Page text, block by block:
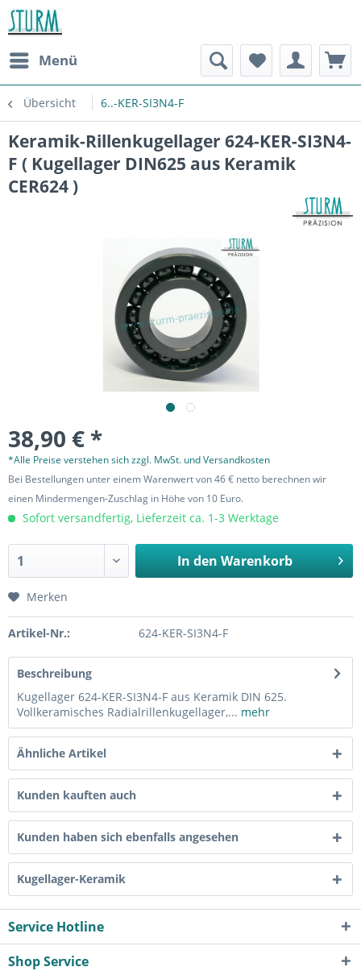
Menü
Übersicht 6..-KER-SI3N4-F
Keramik-Rillenkugellager 624-KER-SI3N4-
F ( Kugellager DIN625 aus Keramik
CER624 )
38,90 € *
*Alle Preise verstehen sich zzgl. MwSt. und Versandkosten
Bei Bestellungen unter einem Warenwert von 46 € netto berechnen wir
einen Mindermengen-Zuschlag in Höhe von 10 Euro.
Sofort versandfertig, Lieferzeit ca. 1-3 Werktage
In den Warenkorb
Merken
Artikel-Nr.: 624-KER-SI3N4-F
Beschreibung
Kugellager 624-KER-SI3N4-F aus Keramik DIN 625.
Vollkeramisches Radialrillenkugellager,... mehr
Ähnliche Artikel
Kunden kauften auch
Kunden haben sich ebenfalls angesehen
Kugellager-Keramik
Service Hotline
Shop Service